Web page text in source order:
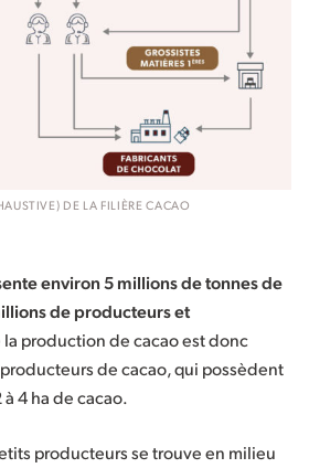
DE LA FILIÈRE CACAO
environ 5 millions de tonnes de
de producteurs et
production de cacao est donc
de cacao, qui possèdent
4 ha de cacao.
producteurs se trouve en milieu